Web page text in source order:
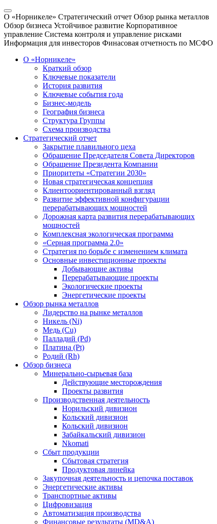
О «Норникеле» Стратегический отчет Обзор рынка металлов
Обзор бизнеса Устойчивое развитие Корпоративное
управление Система контроля и управление рисками
Информация для инвесторов Финасовая отчетность по МСФО
О «Норникеле»
Краткий обзор
Ключевые показатели
История развития
Ключевые события года
Бизнес-модель
География бизнеса
Структура Группы
Схема производства
Стратегический отчет
Закрытие плавильного цеха
Обращение Председателя Совета Директоров
Обращение Президента Компании
Приоритеты «Стратегии 2030»
Новая стратегическая концепция
Клиентоориентированный взгляд
Развитие эффективной конфигурации
перерабатывающих мощностей
Дорожная карта развития перерабатывающих
мощностей
Комплексная экологическая программа
«Серная программа 2.0»
Стратегия по борьбе с изменением климата
Основные инвестиционные проекты
Добывающие активы
Перерабатывающие проекты
Экологические проекты
Энергетические проекты
Обзор рынка металлов
Лидерство на рынке металлов
Никель (Ni)
Медь (Cu)
Палладий (Pd)
Платина (Pt)
Родий (Rh)
Обзор бизнеса
Минерально-сырьевая база
Действующие месторождения
Проекты развития
Производственная деятельность
Норильский дивизион
Кольский дивизион
Кольский дивизион
Забайкальский дивизион
Nkomati
Сбыт продукции
Сбытовая стратегия
Продуктовая линейка
Закупочная деятельность и цепочка поставок
Энергетические активы
Транспортные активы
Цифровизация
Автоматизация производства
Финансовые результаты (MD&A)